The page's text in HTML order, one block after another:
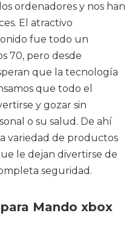
ordenadores y nos han
El atractivo
fue todo un
70, pero desde
que la tecnología
que todo el
y gozar sin
o su salud. De ahí
variedad de productos
le dejan divertirse de
seguridad.
Mando xbox